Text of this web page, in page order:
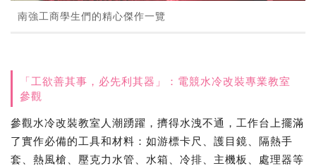
南強工商學生們的精心傑作一覽
「工欲善其事，必先利其器」：電競水冷改裝專業教室
參觀
參觀水冷改裝教室人潮踴躍，擠得水洩不通，工作台上擺滿
了實作必備的工具和材料：如游標卡尺、護目鏡、隔熱手
套、熱風槍、壓克力水管、水箱、冷排、主機板、處理器等